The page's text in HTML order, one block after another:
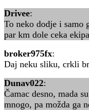
Drivee:
To neko dodje i samo
par km dole ceka
broker975fx:
Daj neku sliku, crkli
Dunav022:
Čamac desno, mada
mnogo, pa možda ga